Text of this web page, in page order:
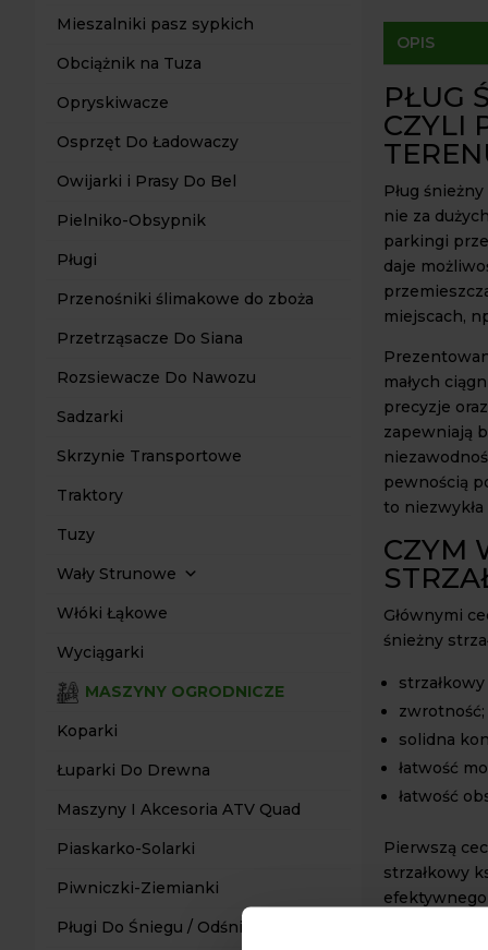
Mieszalniki pasz sypkich
Obciążnik na Tuza
Opryskiwacze
Osprzęt Do Ładowaczy
Owijarki i Prasy Do Bel
Pielniko-Obsypnik
Pługi
Przenośniki ślimakowe do zboża
Przetrząsacze Do Siana
Rozsiewacze Do Nawozu
Sadzarki
Skrzynie Transportowe
Traktory
Tuzy
Wały Strunowe
Włóki Łąkowe
Wyciągarki
MASZYNY OGRODNICZE
Koparki
Łuparki Do Drewna
Maszyny I Akcesoria ATV Quad
Piaskarko-Solarki
Piwniczki-Ziemianki
Pługi Do Śniegu / Odśnieżarki
OPIS
PŁUG
CZYLI
Pług
nie za
parkingi
daje
miejscach,
małych
precyzje
zapewniają
pewnością
to
CZYM
Głównymi
śnieżny
strzałkowy
zwrotność;
solidna
łatwość
łatwość
Pierwszą
strzałkowy